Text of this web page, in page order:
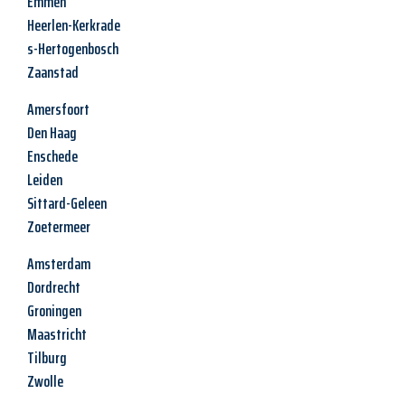
Heerlen-Kerkrade
s-Hertogenbosch
Zaanstad
Amersfoort
Den Haag
Enschede
Leiden
Sittard-Geleen
Zoetermeer
Amsterdam
Dordrecht
Groningen
Maastricht
Tilburg
Zwolle